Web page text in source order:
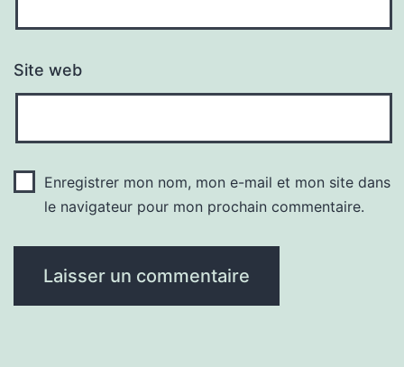
Site web
Enregistrer mon nom, mon e-mail et mon site dans
le navigateur pour mon prochain commentaire.